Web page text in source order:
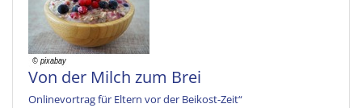
Von der Milch zum Brei
Onlinevortrag für Eltern vor der Beikost-Zeit“